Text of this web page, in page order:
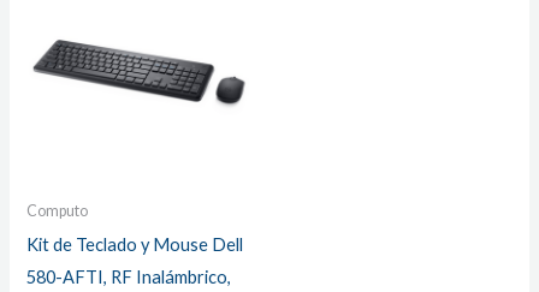
Computo
Kit de Teclado y Mouse Dell
580-AFTI, RF Inalámbrico,